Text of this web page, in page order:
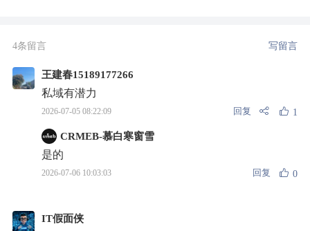
4条留言 写留言
王建春15189177266
私域有潜力
2026-07-05 08:22:09 回复 1
CRMEB-慕白寒窗雪
是的
2026-07-06 10:03:03 回复 0
IT假面侠